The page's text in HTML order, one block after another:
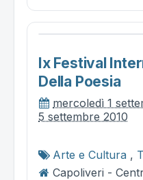
Ix Festival
Della Poesia
mercoledì 1
5 settembre 2010
Arte e Cultura ,
Capoliveri -